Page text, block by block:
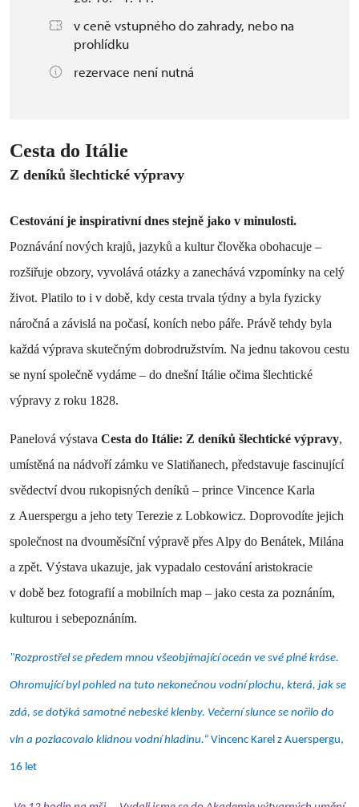
v ceně vstupného do zahrady, nebo na
prohlídku
rezervace není nutná
Cesta do Itálie
Z deníků šlechtické výpravy
Cestování je inspirativní dnes stejně jako v minulosti.
Poznávání nových krajů, jazyků a kultur člověka obohacuje –
rozšiřuje obzory, vyvolává otázky a zanechává vzpomínky na celý
život. Platilo to i v době, kdy cesta trvala týdny a byla fyzicky
náročná a závislá na počasí, koních nebo páře. Právě tehdy byla
každá výprava skutečným dobrodružstvím. Na jednu takovou cestu
se nyní společně vydáme – do dnešní Itálie očima šlechtické
výpravy z roku 1828.
Panelová výstava Cesta do Itálie: Z deníků šlechtické výpravy,
umístěná na nádvoří zámku ve Slatiňanech, představuje fascinující
svědectví dvou rukopisných deníků – prince Vincence Karla
z Auerspergu a jeho tety Terezie z Lobkowicz. Doprovodíte jejich
společnost na dvouměsíční výpravě přes Alpy do Benátek, Milána
a zpět. Výstava ukazuje, jak vypadalo cestování aristokracie
v době bez fotografií a mobilních map – jako cesta za poznáním,
kulturou i sebepoznáním.
"Rozprostřel se předem mnou všeobjímající oceán ve své plné kráse.
Ohromující byl pohled na tuto nekonečnou vodní plochu, která, jak se
zdá, se dotýká samotné nebeské klenby. Večerní slunce se nořilo do
vln a pozlacovalo klidnou vodní hladinu.“ Vincenc Karel z Auerspergu,
16 let